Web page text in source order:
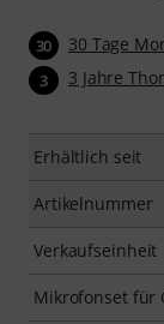
30 30 Tage
3 3 Jahre
Erhältlich seit
Artikelnummer
Verkaufseinheit
Mikrofonset für